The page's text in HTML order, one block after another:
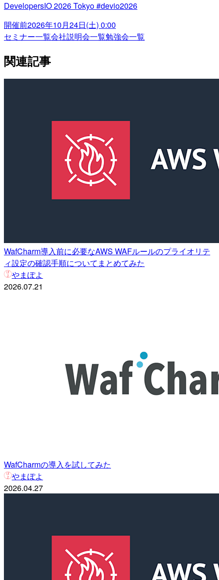
DevelopersIO 2026 Tokyo #devio2026
開催前2026年10月24日(土) 0:00
セミナー一覧会社説明会一覧勉強会一覧
関連記事
WafCharm導入前に必要なAWS WAFルールのプライオリテ
ィ設定の確認手順についてまとめてみた
やまぽよ
2026.07.21
WafCharmの導入を試してみた
やまぽよ
2026.04.27